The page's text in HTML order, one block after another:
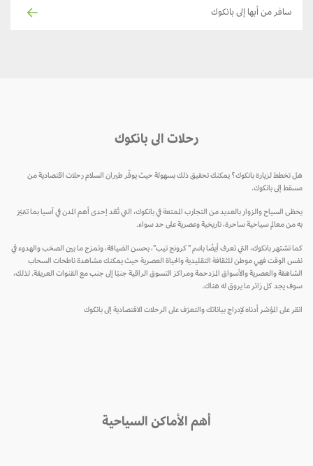
سافر من أبها إلى بانكوك
رحلات الى بانكوك
تخطط لزيارة بانكوك؟ يمكنك تحقيق ذلك بسهولة حيث يوفّر طيران السلام رحلات اقتصادية من
إلى بانكوك.
السياح والزوار بالعديد من التجارب الممتعة في بانكوك، التي تُعّد إحدى أهم المدن في آسيا بما تتميّز
من معالم سياحية ساحرة، تاريخية وعصرية على حد سواء.
تشتهر بانكوك، التي تعرف أيضًا باسم " كرونج تيب"، بحسن الضيافة، وتمزج ما بين الصخب والهدوء في
الوقت فهي موطن للثقافة التقليدية والحياة العصرية حيث يمكنك مشاهدة ناطحات السحاب
والعصرية والأسواق المزدحمة ومراكز التسوق الراقية جنبًا إلى جنب مع القنوات العريقة. لذلك،
يجد كل زائر ما يروق له هناك.
على المؤشر أدناه لإدراج بياناتك والتعرّف على الرحلات الاقتصادية إلى بانكوك
أهم الأماكن السياحية